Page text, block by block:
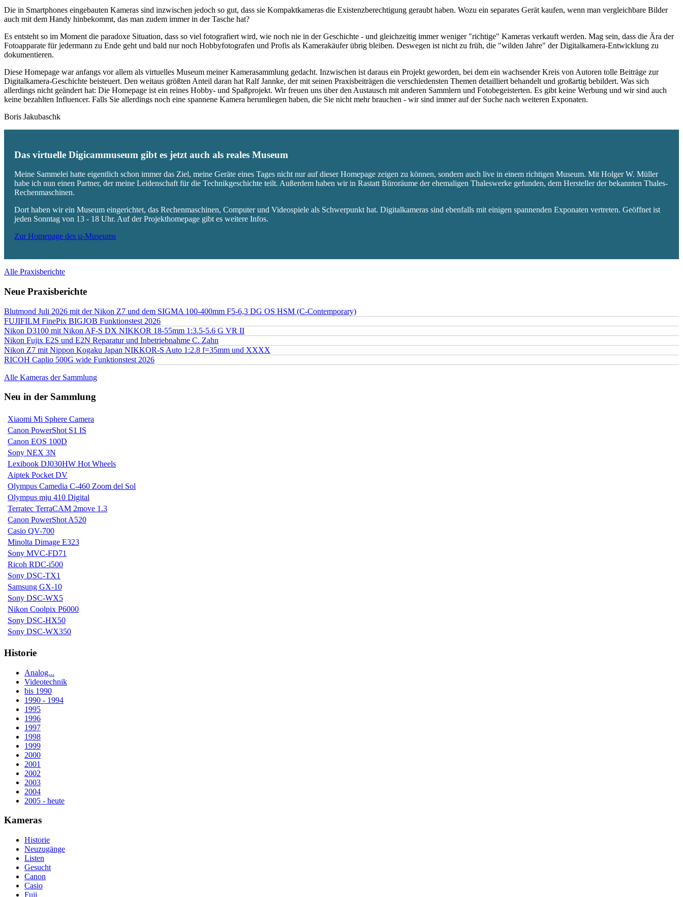
Die in Smartphones eingebauten Kameras sind inzwischen jedoch so gut, dass sie Kompaktkameras die Existenzberechtigung geraubt haben. Wozu ein separates Gerät kaufen, wenn man vergleichbare Bilder
auch mit dem Handy hinbekommt, das man zudem immer in der Tasche hat?
Es entsteht so im Moment die paradoxe Situation, dass so viel fotografiert wird, wie noch nie in der Geschichte - und gleichzeitig immer weniger "richtige" Kameras verkauft werden. Mag sein, dass die Ära der
Fotoapparate für jedermann zu Ende geht und bald nur noch Hobbyfotografen und Profis als Kamerakäufer übrig bleiben. Deswegen ist nicht zu früh, die "wilden Jahre" der Digitalkamera-Entwicklung zu
dokumentieren.
Diese Homepage war anfangs vor allem als virtuelles Museum meiner Kamerasammlung gedacht. Inzwischen ist daraus ein Projekt geworden, bei dem ein wachsender Kreis von Autoren tolle Beiträge zur
Digitalkamera-Geschichte beisteuert. Den weitaus größten Anteil daran hat Ralf Jannke, der mit seinen Praxisbeiträgen die verschiedensten Themen detailliert behandelt und großartig bebildert. Was sich
allerdings nicht geändert hat: Die Homepage ist ein reines Hobby- und Spaßprojekt. Wir freuen uns über den Austausch mit anderen Sammlern und Fotobegeisterten. Es gibt keine Werbung und wir sind auch
keine bezahlten Influencer. Falls Sie allerdings noch eine spannene Kamera herumliegen haben, die Sie nicht mehr brauchen - wir sind immer auf der Suche nach weiteren Exponaten.
Boris Jakubaschk
Das virtuelle Digicammuseum gibt es jetzt auch als reales Museum
Meine Sammelei hatte eigentlich schon immer das Ziel, meine Geräte eines Tages nicht nur auf dieser Homepage zeigen zu können, sondern auch live in einem richtigen Museum. Mit Holger W. Müller
habe ich nun einen Partner, der meine Leidenschaft für die Technikgeschichte teilt. Außerdem haben wir in Rastatt Büroräume der ehemaligen Thaleswerke gefunden, dem Hersteller der bekannten Thales-
Rechenmaschinen.
Dort haben wir ein Museum eingerichtet, das Rechenmaschinen, Computer und Videospiele als Schwerpunkt hat. Digitalkameras sind ebenfalls mit einigen spannenden Exponaten vertreten. Geöffnet ist
jeden Sonntag von 13 - 18 Uhr. Auf der Projekthomepage gibt es weitere Infos.
Zur Homepage des µ-Museums
Alle Praxisberichte
Neue Praxisberichte
Blutmond Juli 2026 mit der Nikon Z7 und dem SIGMA 100-400mm F5-6,3 DG OS HSM (C-Contemporary)
FUJIFILM FinePix BIGJOB Funktionstest 2026
Nikon D3100 mit Nikon AF-S DX NIKKOR 18-55mm 1:3.5-5.6 G VR II
Nikon Fujix E2S und E2N Reparatur und Inbetriebnahme C. Zahn
Nikon Z7 mit Nippon Kogaku Japan NIKKOR-S Auto 1:2.8 f=35mm und XXXX
RICOH Caplio 500G wide Funktionstest 2026
Alle Kameras der Sammlung
Neu in der Sammlung
Xiaomi Mi Sphere Camera
Canon PowerShot S1 IS
Canon EOS 100D
Sony NEX 3N
Lexibook DJ030HW Hot Wheels
Aiptek Pocket DV
Olympus Camedia C-460 Zoom del Sol
Olympus mju 410 Digital
Terratec TerraCAM 2move 1.3
Canon PowerShot A520
Casio QV-700
Minolta Dimage E323
Sony MVC-FD71
Ricoh RDC-i500
Sony DSC-TX1
Samsung GX-10
Sony DSC-WX5
Nikon Coolpix P6000
Sony DSC-HX50
Sony DSC-WX350
Historie
Analog...
Videotechnik
bis 1990
1990 - 1994
1995
1996
1997
1998
1999
2000
2001
2002
2003
2004
2005 - heute
Kameras
Historie
Neuzugänge
Listen
Gesucht
Canon
Casio
Fuji